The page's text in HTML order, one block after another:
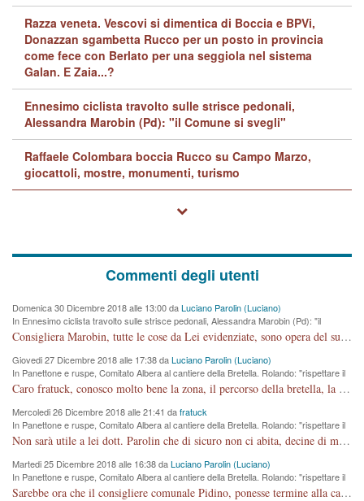
Razza veneta. Vescovi si dimentica di Boccia e BPVi,
Donazzan sgambetta Rucco per un posto in provincia
come fece con Berlato per una seggiola nel sistema
Galan. E Zaia...?
Ennesimo ciclista travolto sulle strisce pedonali,
Alessandra Marobin (Pd): "il Comune si svegli"
Raffaele Colombara boccia Rucco su Campo Marzo,
giocattoli, mostre, monumenti, turismo
Commenti degli utenti
Domenica 30 Dicembre 2018 alle 13:00 daLuciano Parolin (Luciano)
In Ennesimo ciclista travolto sulle strisce pedonali, Alessandra Marobin (Pd): "il
Comune si svegli"
Consigliera Marobin, tutte le cose da Lei evidenziate, sono opera del suo ex Assessore e compagno di Partito Antonio Marco Dalla Pozza Assessore alla "progettazione" di piste ciclabili e altre porcherie. A lui manderei il conto da saldare per incidenti e danni alle persone. E' ora che "finiamola." Avete perso rassegnatevi. qui IL SINDACO RUCCO NON C'ENTRA PER NIENTE. CAPITO!!!!!!!! Amen.
Giovedi 27 Dicembre 2018 alle 17:38 daLuciano Parolin (Luciano)
In Panettone e ruspe, Comitato Albera al cantiere della Bretella. Rolando: "rispettare il
cronoprogramma"
Caro fratuck, conosco molto bene la zona, il percorso della bretella, la situazione dei cittadini, abito in Viale Trento. A partire dal 2003 ho partecipato al Comitato di Maddalene pro bretella, e a riunioni propositive per apportare modifiche al progetto. Numerose mie foto del territorio sono arrivate a Roma, altri miei interventi (non graditi dalla Sx) sono stati pubblicati dal GdV, assieme ad altri come Ciro Asproso, ora favorevole alla bretella. Ho partecipato alla raccolta firme per la chiusura della strada x 5 giorni eseguita dal Sindaco Hullwech per sforamento 180 Micro/g. Pertanto come impegno per la tematica sono apposto con la coscienza. Ora il Progetto è partito, fine! Voglio dire che la nuova Giunta "comunale" non c'entra più. L'opera sarà "malauguratamente" eseguita, ma non con il mio placet. Il Consigliere Comunale dovrebbe capire che la campagna elettorale è finita, con buona pace di tutti. Quello che invece dovrebbe interessare è la proprietà della strada, dall'uscita autostradale Ovest, sino alla Rotatoria dell'Albara, vi sono tre possessori: Autostrade SpA; La Provincia, il Comune. Come la mettiamo per il futuro ? I costi, da 50 sono saliti a 100 milioni di € come dire 20 milioni a KM (!) da non credere. Comunque si farà. Ma nessuno canti Vittoria, anzi meglio non farne un ulteriore fatto "partitico" per questioni elettorali o di seggio. Se mi manda la sua mail, sono disponibile ad inviare i documenti e le foto sopra descritte. Con ossequi, Luciano Parolin
Mercoledi 26 Dicembre 2018 alle 21:41 dafratuck
In Panettone e ruspe, Comitato Albera al cantiere della Bretella. Rolando: "rispettare il
cronoprogramma"
Non sarà utile a lei dott. Parolin che di sicuro non ci abita, decine di migliaia di TIR, automobili e padroncini che passano quotidianamente per una strada appena rotabile, non è più possibile stendere i panni, attraversare la strada senza rischiare la morte, le case stanno crepando, i tempi sono cambiati e la bretella non passerà assolutamente per maddalene (ma cosa sta a dire?!), dia invece responsabilità a chi ha costruito tagliando la strada che doveva invece terminare a isola vicentina e non al moracchino lasciando Motta di Costabissara ancora in panne di traffico. I tempi sono cambiati dottore e se l'anagrafe della vita stagna nell'essere umano impressioni conservatrici, la società non le considera perchè va avanti, si industrializza e ha bisogno di infrastrutture e di sviluppo. Ultima considerazione, se è geloso di Rolando perchè vede in lui solo campagne politiche mentre si difendono i SOLI diritti dei cittadini, la preghiamo faccia considerazioni più appropriate. Saluti e complimenti per i suoi scritti.
Martedi 25 Dicembre 2018 alle 16:38 daLuciano Parolin (Luciano)
In Panettone e ruspe, Comitato Albera al cantiere della Bretella. Rolando: "rispettare il
cronoprogramma"
Sarebbe ora che il consigliere comunale Pidino, ponesse termine alla campagna elettorale nel territorio del suo seggio Villaggio del Sole. La tiraca è iniziata, distruggerà 6 km di prateria ovest della città, ricca di fonti e sorgenti d'acqua. I cittadini di Maddalene non avranno più Pace la notte. Molta colpa per la costruzione di questa Strada è proprio del signor Rolando,dei suoi gazebo mobili e che vuol far passare questa opera VANDALICA come progetto "utile" a chi ? Non è cosa seria sig. Rolando!